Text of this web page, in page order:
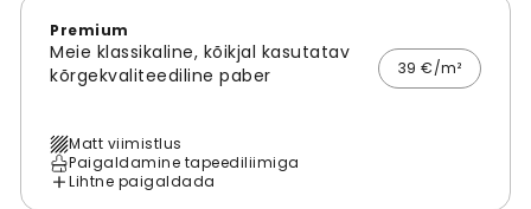
Premium
Meie klassikaline, kõikjal kasutatav
kõrgekvaliteediline paber
39 €/m²
Matt viimistlus
Paigaldamine tapeediliimiga
Lihtne paigaldada